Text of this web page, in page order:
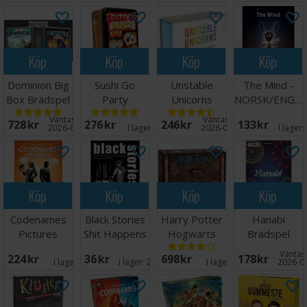
Köp
Dominion Big
Box Brädspel
728 SEK Väntas in:
2026-09-30
Köp
Sushi Go
Party
Kortspel
276 SEK I lager: 10
Köp
Unstable
Unicorns
Brädspel
246 SEK Väntas in:
2026-09-15
Köp
The Mind -
NORSK/ENGELSK
133 SEK I lager:
Köp
Codenames
Pictures
ENGELSK
224 SEK I lager: 9
Köp
Black Stories
Shit Happens
36 SEK I lager:20+
Köp
Harry Potter
Hogwarts
Battle
Brädspel
698 SEK I lager:
Köp
Hanabi
Brädspel
178 SEK 2026-